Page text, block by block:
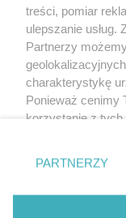
+48
treści, pomiar
ulepszanie usług.
Partnerzy
charakterystykę
Ponieważ cenimy
korzystanie z tych
zmienić/wycofać
znajdujący się w
rodzaje
użytkownika, ale
PARTNERZY